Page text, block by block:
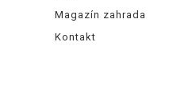
Magazín zahrada
Kontakt